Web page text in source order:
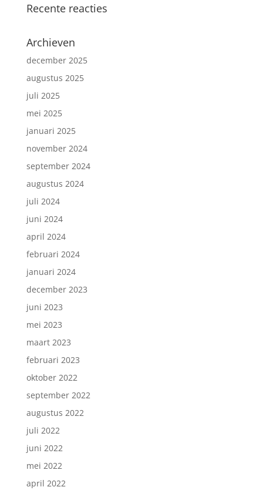
Recente reacties
Archieven
december 2025
augustus 2025
juli 2025
mei 2025
januari 2025
november 2024
september 2024
augustus 2024
juli 2024
juni 2024
april 2024
februari 2024
januari 2024
december 2023
juni 2023
mei 2023
maart 2023
februari 2023
oktober 2022
september 2022
augustus 2022
juli 2022
juni 2022
mei 2022
april 2022